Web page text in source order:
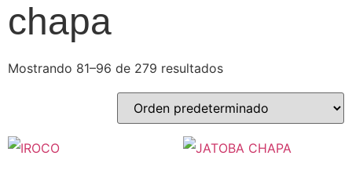
chapa
Mostrando 81–96 de 279 resultados